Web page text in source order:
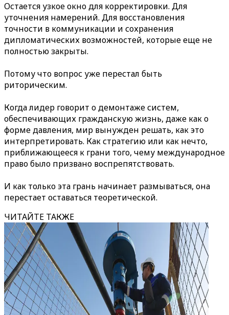
Остается узкое окно для корректировки. Для
уточнения намерений. Для восстановления
точности в коммуникации и сохранения
дипломатических возможностей, которые еще не
полностью закрыты.
Потому что вопрос уже перестал быть
риторическим.
Когда лидер говорит о демонтаже систем,
обеспечивающих гражданскую жизнь, даже как о
форме давления, мир вынужден решать, как это
интерпретировать. Как стратегию или как нечто,
приближающееся к грани того, чему международное
право было призвано воспрепятствовать.
И как только эта грань начинает размываться, она
перестает оставаться теоретической.
ЧИТАЙТЕ ТАКЖЕ